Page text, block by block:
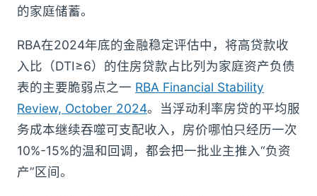
的家庭储蓄。
RBA在2024年底的金融稳定评估中，将高贷款收
入比（DTI≥6）的住房贷款占比列为家庭资产负债
表的主要脆弱点之一 RBA Financial Stability
Review, October 2024。当浮动利率房贷的平均服
务成本继续吞噬可支配收入，房价哪怕只经历一次
10%-15%的温和回调，都会把一批业主推入“负资
产”区间。